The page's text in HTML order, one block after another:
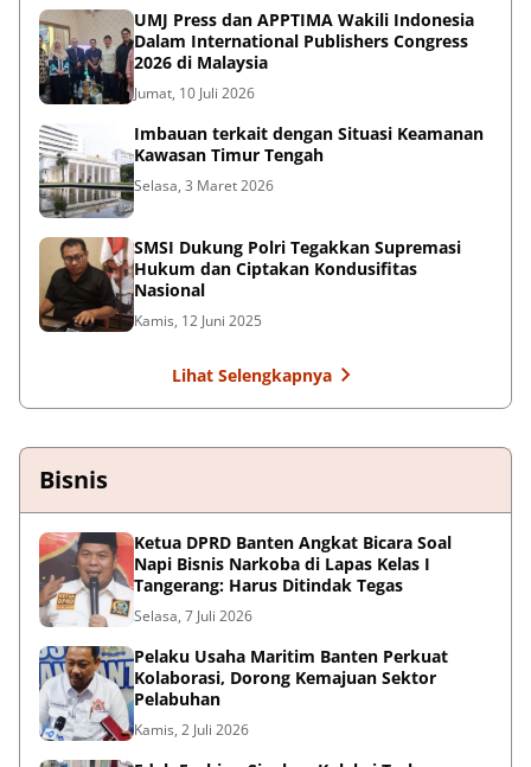
UMJ Press dan APPTIMA Wakili Indonesia
Dalam International Publishers Congress
2026 di Malaysia
Jumat, 10 Juli 2026
Imbauan terkait dengan Situasi Keamanan
Kawasan Timur Tengah
Selasa, 3 Maret 2026
SMSI Dukung Polri Tegakkan Supremasi
Hukum dan Ciptakan Kondusifitas
Nasional
Kamis, 12 Juni 2025
Lihat Selengkapnya
Bisnis
Ketua DPRD Banten Angkat Bicara Soal
Napi Bisnis Narkoba di Lapas Kelas I
Tangerang: Harus Ditindak Tegas
Selasa, 7 Juli 2026
Pelaku Usaha Maritim Banten Perkuat
Kolaborasi, Dorong Kemajuan Sektor
Pelabuhan
Kamis, 2 Juli 2026